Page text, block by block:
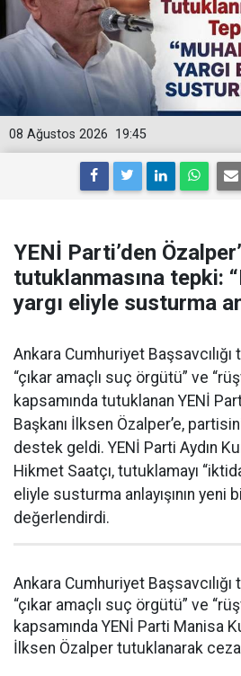
19:45
08 Ağustos 2026
YENİ Parti’den
tutuklanmasına tepki:
yargı eliyle susturma
Ankara Cumhuriyet
“çıkar amaçlı suç örgütü” ve
kapsamında tutuklanan YENİ
Başkanı İlksen Özalper’e,
destek geldi. YENİ Parti Aydın
Hikmet Saatçı, tutuklamayı
eliyle susturma anlayışının yeni
değerlendirdi.
Ankara Cumhuriyet
“çıkar amaçlı suç örgütü” ve
kapsamında YENİ Parti Manisa
İlksen Özalper tutuklanarak